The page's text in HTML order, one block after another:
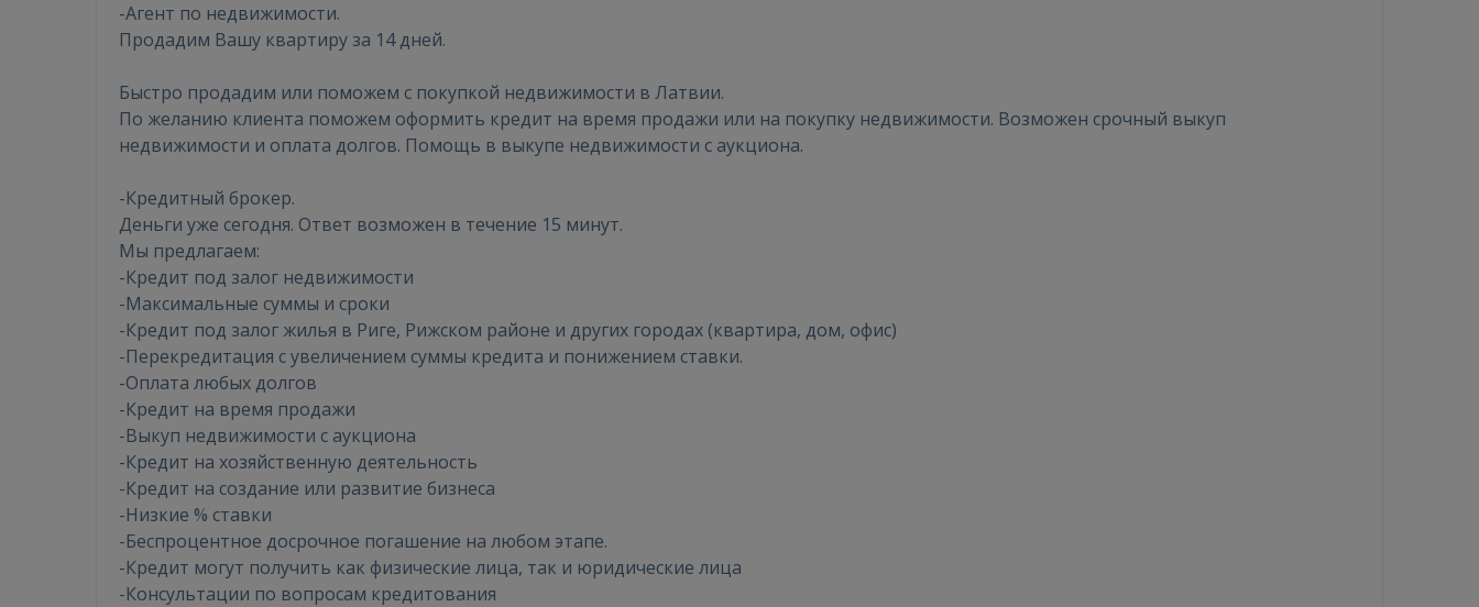
-Агент по недвижимости.
Продадим Вашу квартиру за 14 дней.
Быстро продадим или поможем с покупкой недвижимости в Латвии.
По желанию клиента поможем оформить кредит на время продажи или на покупку недвижимости. Возможен срочный выкуп
недвижимости и оплата долгов. Помощь в выкупе недвижимости с аукциона.
-Кредитный брокер.
Деньги уже сегодня. Ответ возможен в течение 15 минут.
Мы предлагаем:
-Кредит под залог недвижимости
-Максимальные суммы и сроки
-Кредит под залог жилья в Риге, Рижском районе и других городах (квартира, дом, офис)
-Перекредитация с увеличением суммы кредита и понижением ставки.
-Оплата любых долгов
-Кредит на время продажи
-Выкуп недвижимости с аукциона
-Кредит на хозяйственную деятельность
-Кредит на создание или развитие бизнеса
-Низкие % ставки
-Беспроцентное досрочное погашение на любом этапе.
-Кредит могут получить как физические лица, так и юридические лица
-Консультации по вопросам кредитования